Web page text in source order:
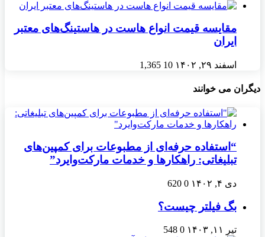
مقایسه قیمت انواع هاست در هاستینگ‌های معتبر
ایران
اسفند ۲۹, ۱۴۰۲ 10
1,365
دیگران می خوانند
“استفاده حرفه‌ای از مطبوعات برای کمپین‌های
تبلیغاتی: راهکارها و خدمات مارکت‌وايرد”
دی ۴, ۱۴۰۲ 0
620
بگ فیلتر چیست؟
تیر ۱۱, ۱۴۰۳ 0
548